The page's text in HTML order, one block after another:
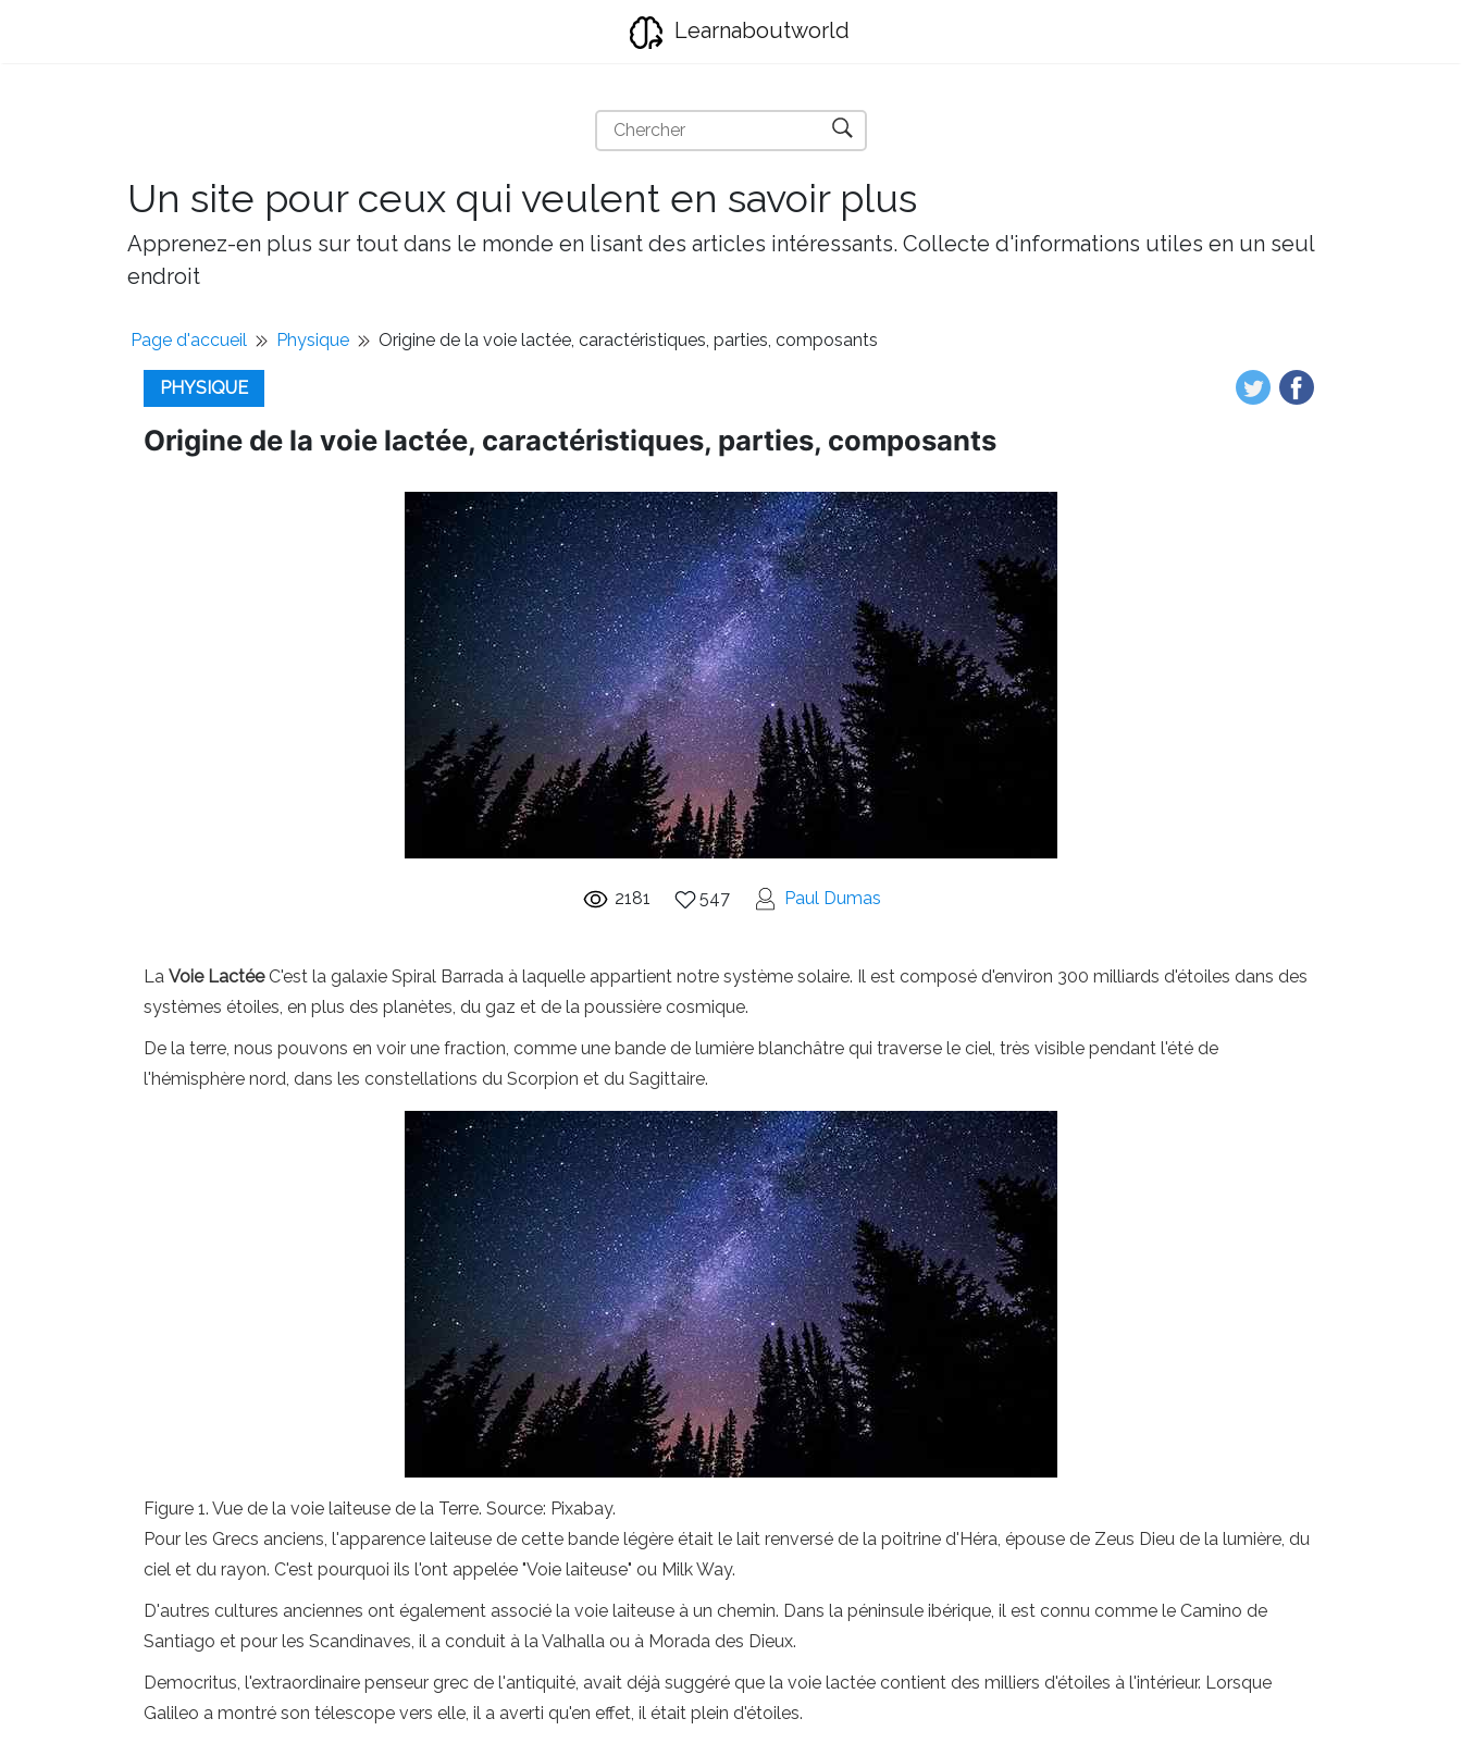
Learnaboutworld
Un site pour ceux qui veulent en savoir plus
Apprenez-en plus sur tout dans le monde en lisant des articles intéressants. Collecte d'informations utiles en un seul
endroit
Page d'accueil Physique Origine de la voie lactée, caractéristiques, parties, composants
PHYSIQUE
Origine de la voie lactée, caractéristiques, parties, composants
2181 547 Paul Dumas
La Voie LactéeC'est la galaxie Spiral Barrada à laquelle appartient notre système solaire. Il est composé d'environ 300 milliards d'étoiles dans des
systèmes étoiles, en plus des planètes, du gaz et de la poussière cosmique.
De la terre, nous pouvons en voir une fraction, comme une bande de lumière blanchâtre qui traverse le ciel, très visible pendant l'été de
l'hémisphère nord, dans les constellations du Scorpion et du Sagittaire.
Figure 1. Vue de la voie laiteuse de la Terre. Source: Pixabay.
Pour les Grecs anciens, l'apparence laiteuse de cette bande légère était le lait renversé de la poitrine d'Héra, épouse de Zeus Dieu de la lumière, du
ciel et du rayon. C'est pourquoi ils l'ont appelée "Voie laiteuse" ou Milk Way.
D'autres cultures anciennes ont également associé la voie laiteuse à un chemin. Dans la péninsule ibérique, il est connu comme le Camino de
Santiago et pour les Scandinaves, il a conduit à la Valhalla ou à Morada des Dieux.
Democritus, l'extraordinaire penseur grec de l'antiquité, avait déjà suggéré que la voie lactée contient des milliers d'étoiles à l'intérieur. Lorsque
Galileo a montré son télescope vers elle, il a averti qu'en effet, il était plein d'étoiles.